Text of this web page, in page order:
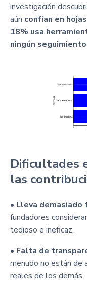
investigación
aún confían en
18% usa
ningún
Dificultades
las
• Lleva
fundadores
tedioso e ineficaz.
• Falta de
menudo no están de
reales de los demás.